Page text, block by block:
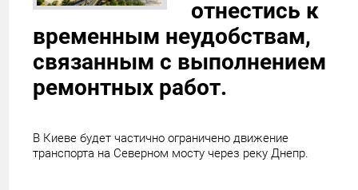
отнестись к
временным неудобствам,
связанным с выполнением
ремонтных работ.
В Киеве будет частично ограничено движение
транспорта на Северном мосту через реку Днепр.